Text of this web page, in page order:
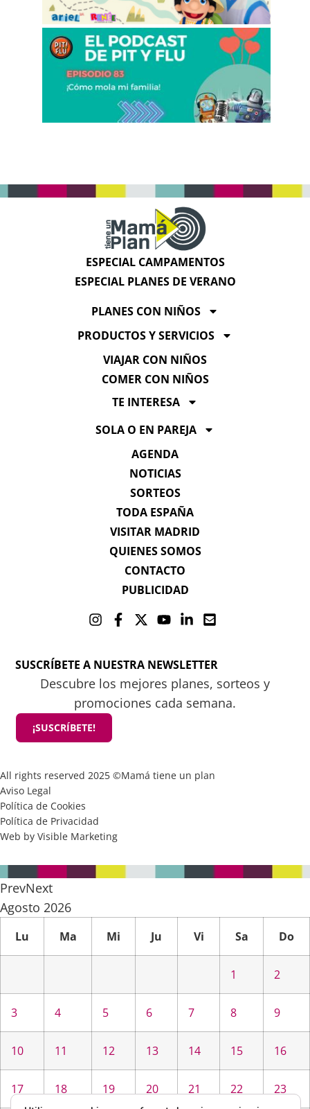
ESPECIAL CAMPAMENTOS
ESPECIAL PLANES DE VERANO
PLANES CON NIÑOS
PRODUCTOS Y SERVICIOS
VIAJAR CON NIÑOS
COMER CON NIÑOS
TE INTERESA
SOLA O EN PAREJA
AGENDA
NOTICIAS
SORTEOS
TODA ESPAÑA
VISITAR MADRID
QUIENES SOMOS
CONTACTO
PUBLICIDAD
SUSCRÍBETE A NUESTRA NEWSLETTER
Descubre los mejores planes, sorteos y
promociones cada semana.
¡SUSCRÍBETE!
All rights reserved 2025 ©Mamá tiene un plan
Aviso Legal
Política de Cookies
Política de Privacidad
Web by Visible Marketing
PrevNext
Agosto 2026
Lu Ma Mi Ju Vi Sa Do
1 2
3 4 5 6 7 8 9
10 11 12 13 14 15 16
17 18 19 20 21 22 23